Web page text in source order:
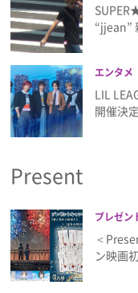
“jjean”
エンタメ
LIL
開催決
Present
プレゼン
＜
ン映画